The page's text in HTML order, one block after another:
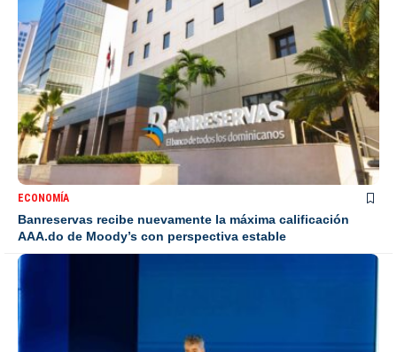
ECONOMÍA
Banreservas recibe nuevamente la máxima calificación
AAA.do de Moody’s con perspectiva estable